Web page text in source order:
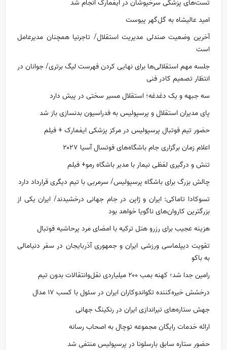
تست‌های پزشکی سرخپوشان در ایفمارک انجام شد
امید عالیشاه به گل‌گهر پیوست
آخرین وضعیت صندلی مدیریت استقلال/ تاجرنیا همچنان مدیرعامل
است
جلسه مهم استقلالی‌ها برای نهایی کردن فهرست لیگ برتری/ جوانان در
انتظار تصمیم کادر فنی
سه جبهه و یک دغدغه؛ استقلال مسیر سختی در پیش دارد
پای مدیران استقلال و پرسپولیس به فدراسیون بدنسازی باز شد
حضور تیم فوتبال پرسپولیس در مرکز پزشکی ایفمارک + فیلم
اعلام زمان برگزاری جام باشگاه‌های فوتسال آسیا ۲۰۲۷
تنش و درگیری لفظی نیمار با مدیر باشگاه رمو+ فیلم
چالش بزرگ برای باشگاه پرسپولیس/ سرمربی با تیم دیگری قرارداد دارد
تسوکادا تاماکی: ایران و ژاپن در جام جهانی درخشیدند/ ایران یکی از
بزرگترین کاروان‌های ناگویا خواهد بود
هزینه عجیب برای رزرو هتل ترکیه با امضای مرد پرحاشیه فوتبال
تقویت دیپلماسی ورزشی ایران و جمهوری آذربایجان در سفر دنیامالی
به باکو
رامین جدا شد؛ کهنه بمب ۲۰۰ میلیاردی نقل‌وانتقالات بدون تیم
درخشش خیره‌کننده تکواندوکاران ایران در سئول با کسب ۱۷ مدال
جهش ستاره‌های تیراندازی ایران در رنکینگ جهانی
ارائه خدمات رایگان مجموعه توچال به اصحاب رسانه
حضور ستاره سابق بارسلونا در پرسپولیس منتفی شد